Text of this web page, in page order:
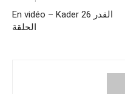
En vidéo – Kader 26 القدر
الحلقة